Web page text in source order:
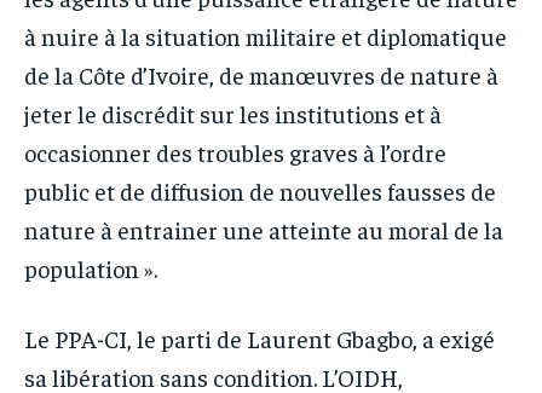
à nuire à la situation militaire et diplomatique
de la Côte d’Ivoire, de manœuvres de nature à
jeter le discrédit sur les institutions et à
occasionner des troubles graves à l’ordre
public et de diffusion de nouvelles fausses de
nature à entrainer une atteinte au moral de la
population ».
Le PPA-CI, le parti de Laurent Gbagbo, a exigé
sa libération sans condition. L’OIDH,